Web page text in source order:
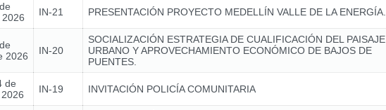
IN-21 PRESENTACIÓN PROYECTO MEDELLÍN VALLE DE LA ENERGÍA.
2026
IN-20
SOCIALIZACIÓN ESTRATEGIA DE CUALIFICACIÓN DEL PAISAJE
URBANO Y APROVECHAMIENTO ECONÓMICO DE BAJOS DE
PUENTES.
de
IN-19 INVITACIÓN POLICÍA COMUNITARIA